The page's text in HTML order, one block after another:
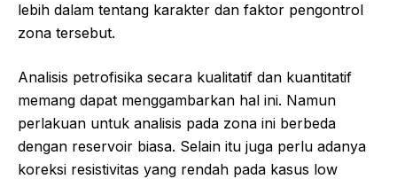
lebih dalam tentang karakter dan faktor pengontrol
zona tersebut.
Analisis petrofisika secara kualitatif dan kuantitatif
memang dapat menggambarkan hal ini. Namun
perlakuan untuk analisis pada zona ini berbeda
dengan reservoir biasa. Selain itu juga perlu adanya
koreksi resistivitas yang rendah pada kasus low